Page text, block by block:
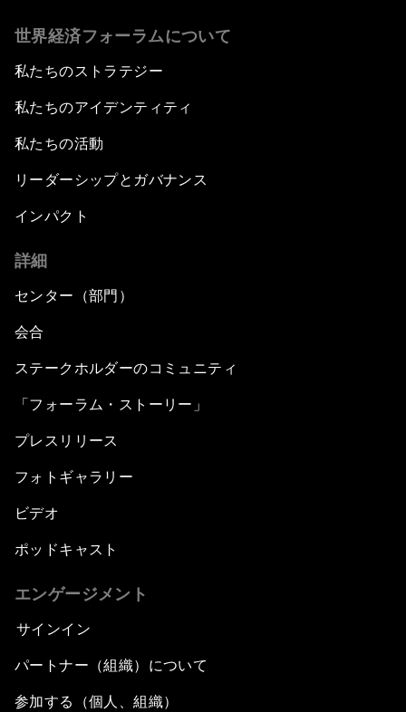
世界経済フォーラムについて
私たちのストラテジー
私たちのアイデンティティ
私たちの活動
リーダーシップとガバナンス
インパクト
詳細
センター（部門）
会合
ステークホルダーのコミュニティ
「フォーラム・ストーリー」
プレスリリース
フォトギャラリー
ビデオ
ポッドキャスト
エンゲージメント
サインイン
パートナー（組織）について
参加する（個人、組織）